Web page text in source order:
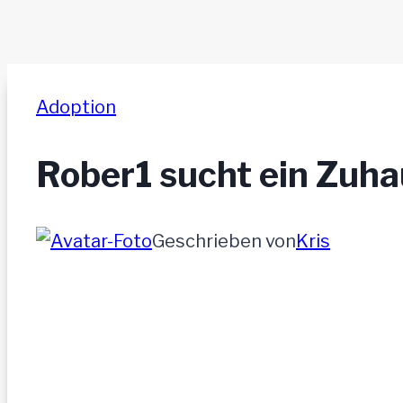
Adoption
Rober1 sucht ein
Geschrieben vonKris